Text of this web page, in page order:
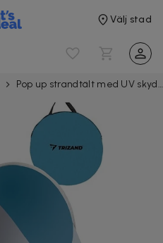
Välj stad
Pop up strandtält med UV skydd och vindskydd 145x100x70 cm